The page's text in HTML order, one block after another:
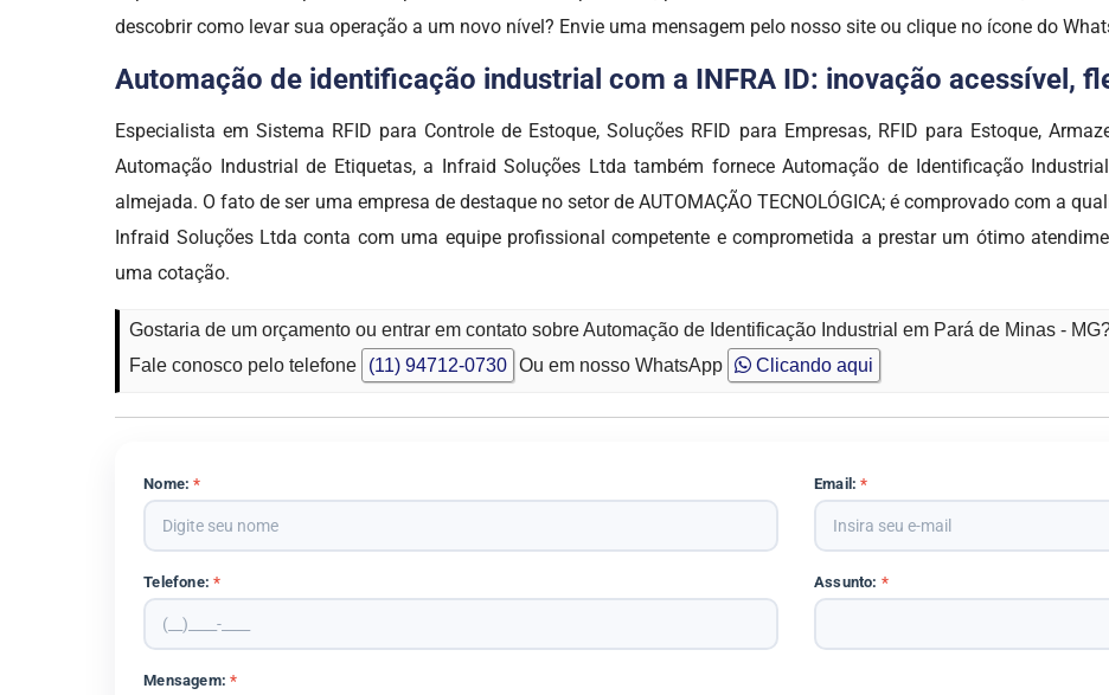
descobrir como levar sua operação a um novo nível? Envie uma mensagem pelo nosso site ou clique no ícone do
Automação de identificação industrial com a INFRA ID: inovação acessível,
Especialista em Sistema RFID para Controle de Estoque, Soluções RFID para Empresas, RFID para Estoque,
Automação Industrial de Etiquetas, a Infraid Soluções Ltda também fornece Automação de Identificação
almejada. O fato de ser uma empresa de destaque no setor de AUTOMAÇÃO TECNOLÓGICA; é comprovado com a
Infraid Soluções Ltda conta com uma equipe profissional competente e comprometida a prestar um ótimo
uma cotação.
Gostaria de um orçamento ou entrar em contato sobre Automação de Identificação Industrial em Pará de Minas -
Fale conosco pelo telefone
(11) 94712-0730 Ou em nosso WhatsApp Clicando aqui
Nome:* Email:*
Telefone:* Assunto: *
Mensagem:*